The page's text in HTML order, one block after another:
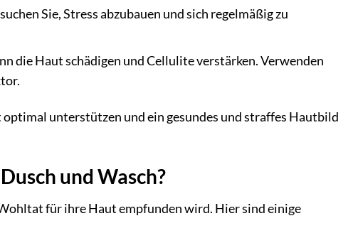
Sie, Stress abzubauen und sich regelmäßig zu
die Haut schädigen und Cellulite verstärken. Verwenden
unterstützen und ein gesundes und straffes Hautbild
und Wasch?
für ihre Haut empfunden wird. Hier sind einige